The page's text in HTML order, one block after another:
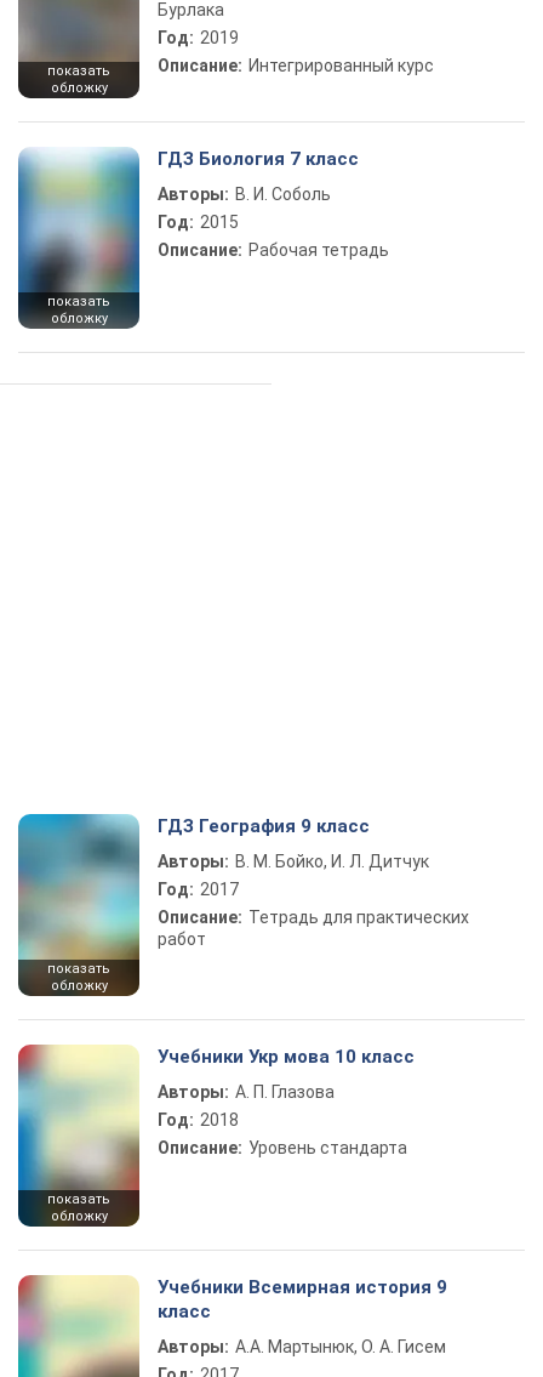
показать
обложку
Бурлака
Год: 2019
Описание: Интегрированный курс
показать
обложку
ГДЗ Биология 7 класс
Авторы: В. И. Соболь
Год: 2015
Описание: Рабочая тетрадь
показать
обложку
ГДЗ География 9 класс
Авторы: В. М. Бойко, И. Л. Дитчук
Год: 2017
Описание: Тетрадь для практических
работ
показать
обложку
Учебники Укр мова 10 класс
Авторы: А. П. Глазова
Год: 2018
Описание: Уровень стандарта
Учебники Всемирная история 9
класс
Авторы: А.А. Мартынюк, О. А. Гисем